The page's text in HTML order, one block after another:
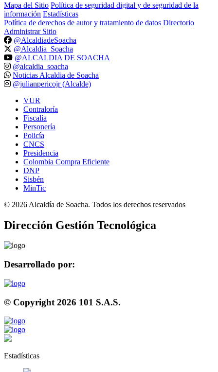
Mapa del Sitio Política de seguridad digital y de seguridad de la
información Estadísticas
Política de derechos de autor y tratamiento de datos Directorio
Administrar Sitio
@AlcaldiadeSoacha
@Alcaldia_Soacha
@ALCALDIA DE SOACHA
@alcaldia_soacha
Noticias Alcaldia de Soacha
@julianpericojr (Alcalde)
VUR
Contraloría
Fiscalía
Personería
Policía
CNCS
Presidencia
Colombia Compra Eficiente
DNP
Sisbén
MinTic
© 2026 Alcaldía de Soacha. Todos los derechos reservados
Dirección Gestión Tecnológica
Desarrollado por:
© Copyright 2026 101 S.A.S.
Estadísticas